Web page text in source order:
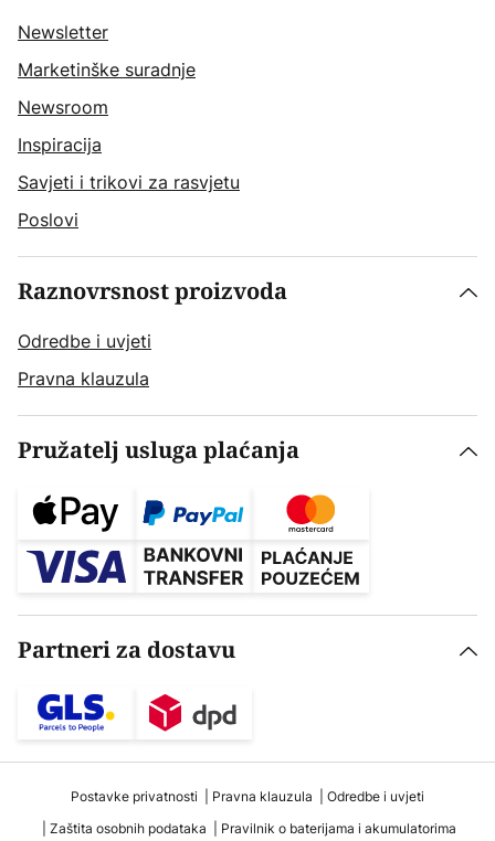
Newsletter
Marketinške suradnje
Newsroom
Inspiracija
Savjeti i trikovi za rasvjetu
Poslovi
Raznovrsnost proizvoda
Odredbe i uvjeti
Pravna klauzula
Pružatelj usluga plaćanja
Partneri za dostavu
Postavke privatnosti Pravna klauzula
Odredbe i uvjeti
Zaštita osobnih podataka
Pravilnik o baterijama i akumulatorima